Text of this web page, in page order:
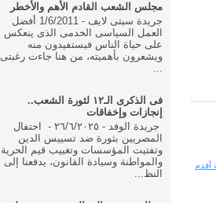
أقدم
مجلس الشعب القادم الأهم والأخطر
جريدة سيتى لايف - 1/6/2011 أفضل
العمل السياسى الخدمى الذى ينعكس
على حياة الناس فيستفيدون منه
ويشعرون بأهميته، من هنا جاءت رغبتى
فى الذكرى الـ١٢ لثورة الشعب..
إنجازات وإخفاقات
جريدة الوفد - ٢٦/٦/٢٠٢٥ - احتفال
المصريين بثورة ضد تسييس الدين
وتفتيت المؤسسات وتغييب قيم الحرية
والمواطنة وسيادة القانون، يدفعنا إلى
النظ...